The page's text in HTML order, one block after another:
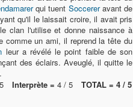
qui tuent Soccereravant de
qu'il le laissait croire, il avait pris
clan l'utilise et donne naissance à
comme un ami, il reprend la tête du
leur a révélé le point faible de son
des éclairs. Aveuglé, il quitte le
Interprète = 4 / 5
TOTAL = 4 / 5